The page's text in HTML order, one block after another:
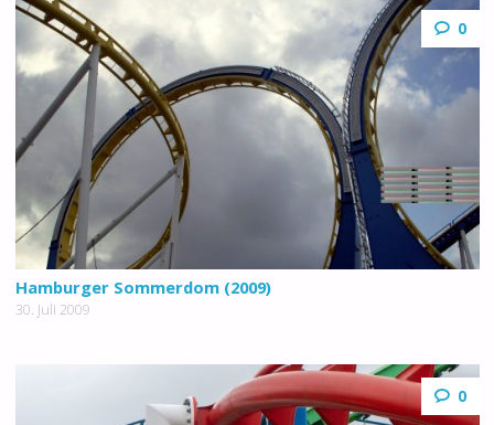
0
Hamburger Sommerdom (2009)
30. Juli 2009
0